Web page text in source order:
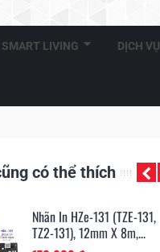
SMART LIVING DỊCH VỤ
có thể thích
Nhãn In HZe-221 (TZe-221,
TZ2-221), 9mm X 8m,...